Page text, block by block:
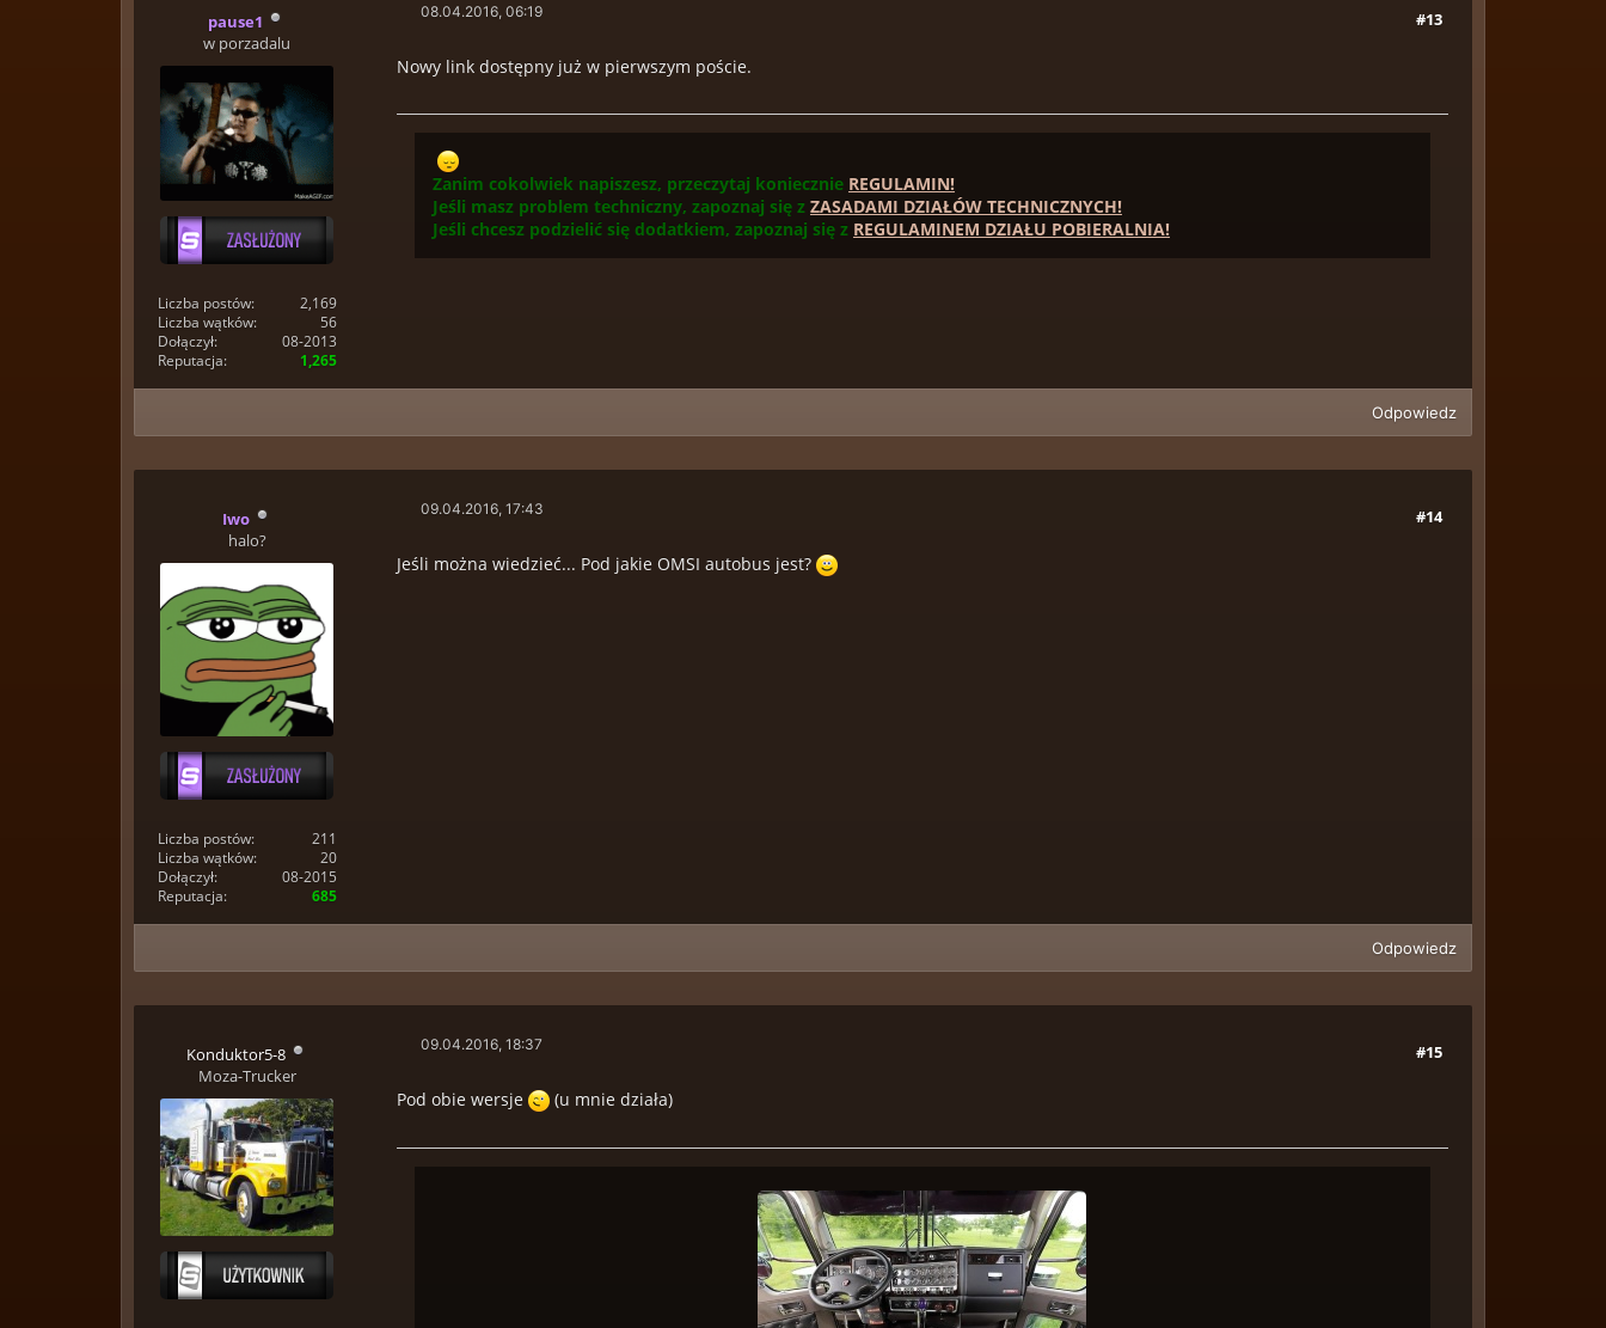
pause1
w porzadalu
Liczba postów:
2,169
Liczba wątków:
56
Dołączył:
08-2013
Reputacja:
1,265
#13
08.04.2016, 06:19
Nowy link dostępny już w pierwszym poście.
Zanim cokolwiek napiszesz, przeczytaj koniecznie REGULAMIN!
Jeśli masz problem techniczny, zapoznaj się z ZASADAMI DZIAŁÓW TECHNICZNYCH!
Jeśli chcesz podzielić się dodatkiem, zapoznaj się z REGULAMINEM DZIAŁU POBIERALNIA!
Odpowiedz
Iwo
halo?
Liczba postów:
211
Liczba wątków:
20
Dołączył:
08-2015
Reputacja:
685
#14
09.04.2016, 17:43
Jeśli można wiedzieć... Pod jakie OMSI autobus jest?
Odpowiedz
Konduktor5-8
Moza-Trucker
#15
09.04.2016, 18:37
Pod obie wersje (u mnie działa)